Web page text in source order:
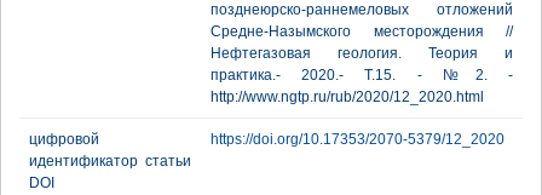
позднеюрско-раннемеловых отложений
Средне-Назымского месторождения //
Нефтегазовая геология. Теория и
практика.- 2020.- Т.15. - №2. -
http://www.ngtp.ru/rub/2020/12_2020.html
цифровой
идентификатор статьи
DOI
https://doi.org/10.17353/2070-5379/12_2020